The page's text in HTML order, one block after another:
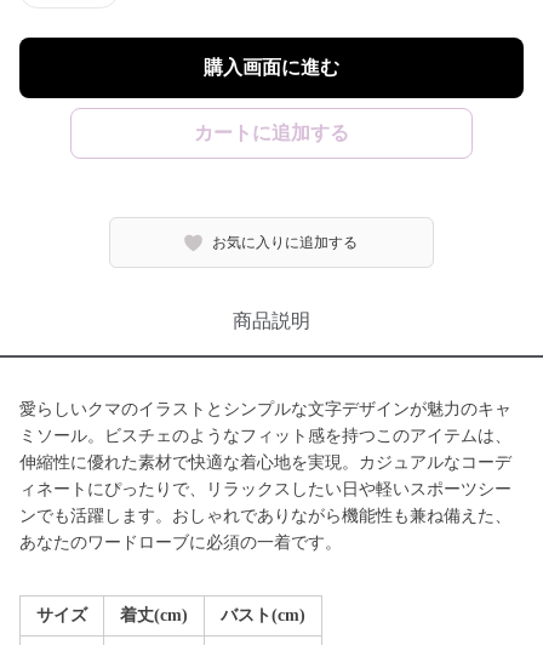
購入画面に進む
カートに追加する
お気に入りに追加する
商品説明
愛らしいクマのイラストとシンプルな文字デザインが魅力のキャ
ミソール。ビスチェのようなフィット感を持つこのアイテムは、
伸縮性に優れた素材で快適な着心地を実現。カジュアルなコーデ
ィネートにぴったりで、リラックスしたい日や軽いスポーツシー
ンでも活躍します。おしゃれでありながら機能性も兼ね備えた、
あなたのワードローブに必須の一着です。
サイズ 着丈(cm) バスト(cm)